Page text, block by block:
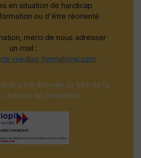
en situation de handicap
ou d'être réorienté
merci de nous adresser
un mail :
medias-formations.com
a été délivrée au titre de la
: Actions de formation